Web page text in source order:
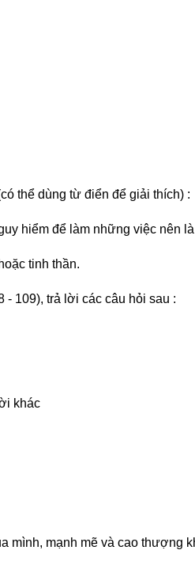
thể dùng từ điển để giải thích) :
hiểm để làm những việc nên
tinh thần.
- 109), trả lời các câu hỏi sau :
khác
mình, mạnh mẽ và cao thượng